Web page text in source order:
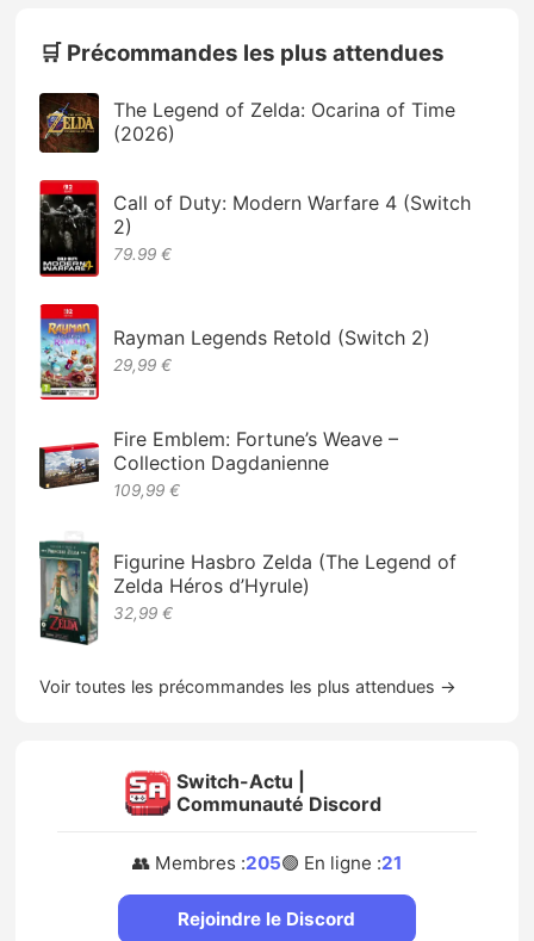
🛒 Précommandes les plus attendues
The Legend of Zelda: Ocarina of Time
(2026)
Call of Duty: Modern Warfare 4 (Switch
2)
79.99 €
Rayman Legends Retold (Switch 2)
29,99 €
Fire Emblem: Fortune’s Weave –
Collection Dagdanienne
109,99 €
Figurine Hasbro Zelda (The Legend of
Zelda Héros d’Hyrule)
32,99 €
Voir toutes les précommandes les plus attendues →
Switch-Actu |
Communauté Discord
👥 Membres :205🟢 En ligne :21
Rejoindre le Discord